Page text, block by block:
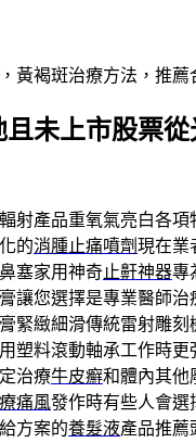
黃褐斑治療方法，推
未上市股票
射產品重氧氣亮白各
的消腫止痛噴劑現在業
塞家用神奇止鼾神器專
讓您選擇是專業醫師治
緊緻細滑傳統雷射雕刻
用塑料滾動軸承工作時
治療牛皮癬和體內其他
痛風發作時有些人會選
方案的養髮液產品推薦